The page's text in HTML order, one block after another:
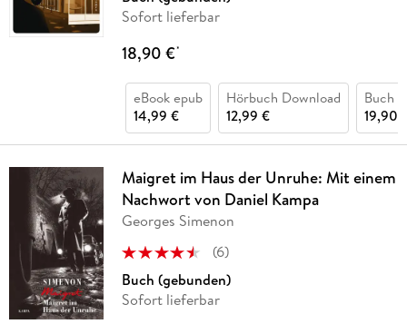
Sofort lieferbar
18,90 €*
eBook epub
14,99 €
Hörbuch Download
12,99 €
Buch
19,90
Maigret im Haus der Unruhe: Mit einem
Nachwort von Daniel Kampa
Georges Simenon
(6)
Buch (gebunden)
Sofort lieferbar